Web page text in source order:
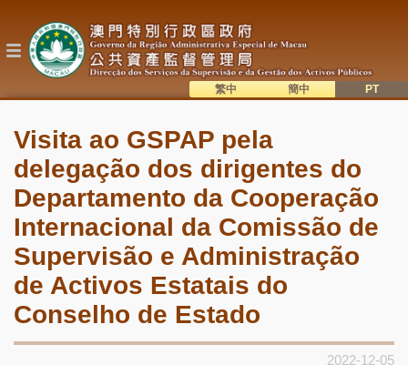
o
conteúdo
Visita ao GSPAP pela
delegação dos dirigentes do
Departamento da Cooperação
Internacional da Comissão de
Supervisão e Administração
de Activos Estatais do
Conselho de Estado
2022-12-05